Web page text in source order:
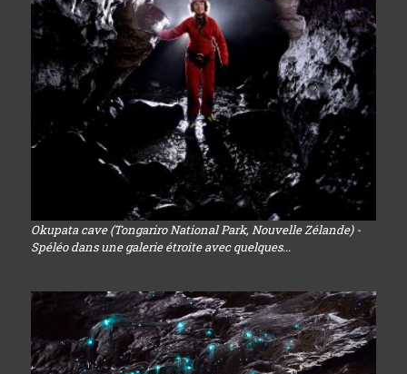
Okupata cave (Tongariro National Park, Nouvelle Zélande) -
Spéléo dans une galerie étroite avec quelques...